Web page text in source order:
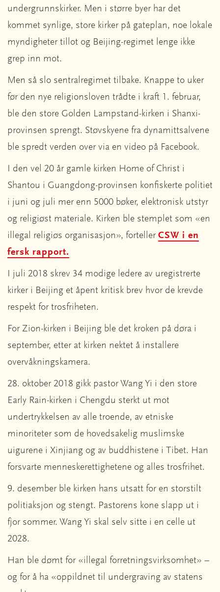
undergrunnskirker. Men i større byer har det
kommet synlige, store kirker på gateplan, noe lokale
myndigheter tillot og Beijing-regimet lenge ikke
grep inn mot.
Men så slo sentralregimet tilbake. Knappe to uker
før den nye religionsloven trådte i kraft 1. februar,
ble den store Golden Lampstand-kirken i Shanxi-
provinsen sprengt. Støvskyene fra dynamittsalvene
ble spredt verden over via en video på Facebook.
I den vel 20 år gamle kirken Home of Christ i
Shantou i Guangdong-provinsen konfiskerte politiet
i juni og juli mer enn 5000 bøker, elektronisk utstyr
og religiøst materiale. Kirken ble stemplet som «en
illegal religiøs organisasjon», forteller CSW i en
fersk rapport.
I juli 2018 skrev 34 modige ledere av uregistrerte
kirker i Beijing et åpent kritisk brev hvor de krevde
respekt for trosfriheten.
For Zion-kirken i Beijing ble det kroken på døra i
september, etter at kirken nektet å installere
overvåkningskamera.
28. oktober 2018 gikk pastor Wang Yi i den store
Early Rain-kirken i Chengdu sterkt ut mot
undertrykkelsen av alle troende, av etniske
minoriteter som de hovedsakelig muslimske
uigurene i Xinjiang og av buddhistene i Tibet. Han
forsvarte menneskerettighetene og alles trosfrihet.
9. desember ble kirken hans utsatt for en storstilt
politiaksjon og stengt. Pastorens kone slapp ut i
fjor sommer. Wang Yi skal selv sitte i en celle ut
2028.
Han ble dømt for «illegal forretningsvirksomhet» –
og for å ha «oppildnet til undergraving av statens